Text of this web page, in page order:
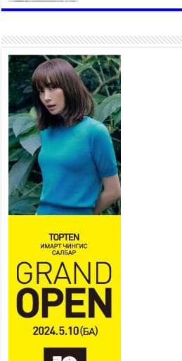
Аяллаа зөв
2026 оны 7 сар 16 / 11
Үер усны болзошгүй
сэргийлж, холбогдох
байгууллагууд
бэлэн байдалд
2026 оны 7 сар 15 / 13 цаг 06 минут
Монгол адууны үнэ
дэлхийд сурталчлах
адууны өдөр”-т 15000
оролцож байна
2026 оны 7 сар 15 / 11 цаг 51 минут
Шагайн харвааны насанд хүрэгчдийн
шилдгүүд шалгарав
2026 оны 7 сар 15 / 11 цаг 45 минут
Үндэсний их баяр наадмын сур харвааны
шагналыг нийслэлийн Засаг дарга бөгөөд
Улаанбаатар хотын Захирагч
гардууллаа
2026 оны 7 сар 15 / 11 цаг 41 минут
Нийслэлийн Эрүүл мэндийн газраас 45